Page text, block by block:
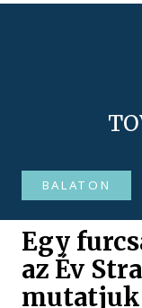
BALATON
Egy
az Év